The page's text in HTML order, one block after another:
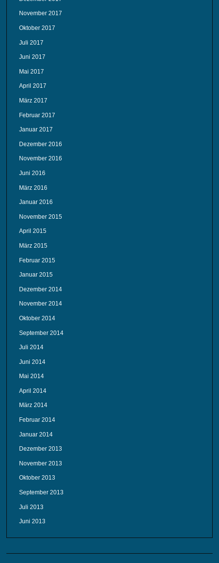
November 2017
Oktober 2017
Juli 2017
Juni 2017
Mai 2017
April 2017
März 2017
Februar 2017
Januar 2017
Dezember 2016
November 2016
Juni 2016
März 2016
Januar 2016
November 2015
April 2015
März 2015
Februar 2015
Januar 2015
Dezember 2014
November 2014
Oktober 2014
September 2014
Juli 2014
Juni 2014
Mai 2014
April 2014
März 2014
Februar 2014
Januar 2014
Dezember 2013
November 2013
Oktober 2013
September 2013
Juli 2013
Juni 2013